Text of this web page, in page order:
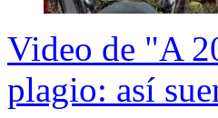
Video de "A
plagio: así